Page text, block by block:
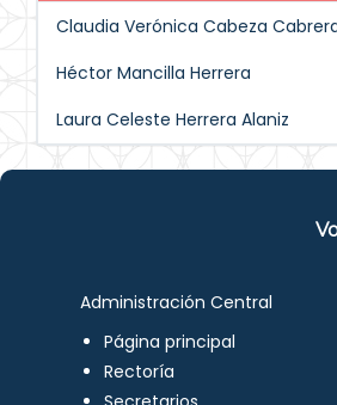
Claudia Verónica Cabeza
Héctor Mancilla Herrera
Laura Celeste Herrera Alaniz
Administración Central
Página principal
Rectoría